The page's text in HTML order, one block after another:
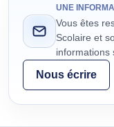
UNE
Vous êtes
Scolaire et
informations
Nous écrire